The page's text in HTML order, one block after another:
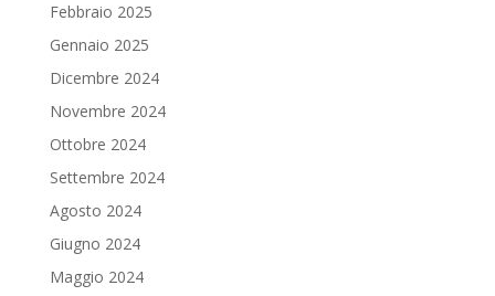
Febbraio 2025
Gennaio 2025
Dicembre 2024
Novembre 2024
Ottobre 2024
Settembre 2024
Agosto 2024
Giugno 2024
Maggio 2024